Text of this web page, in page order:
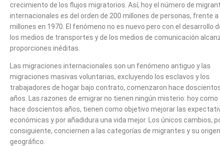
crecimiento de los flujos migratorios. Así, hoy el número de
internacionales es del orden de 200 millones de personas, frente a
millones en 1970. El fenómeno no es nuevo pero con el desarrollo
los medios de transportes y de los medios de comunicación
proporciones inéditas.
Las migraciones internacionales son un fenómeno antiguo y las
migraciones masivas voluntarias, excluyendo los esclavos y los
trabajadores de hogar bajo contrato, comenzaron hace
años. Las razones de emigrar no tienen ningún misterio: hoy como
hace doscientos años, tienen como objetivo mejorar las
económicas y por añadidura una vida mejor. Los únicos cambios,
consiguiente, conciernen a las categorías de migrantes y su origen
geográfico.